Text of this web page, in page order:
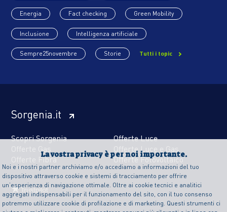
La vostra privacy è per noi importante.
Noi e i nostri partner archiviamo e/o accediamo a informazioni del tuo
dispositivo attraverso cookie e sistemi di tracciamento per offrire
un’esperienza di navigazione ottimale. Oltre ai cookie tecnici e analitici
aggregati indispensabili per il funzionamento del sito, con il tuo consenso
potremmo utilizzare cookie di profilazione e di marketing. Questi strumenti ci
Energia Fact checking Green Mobility
Inclusione Intelligenza artificiale
Sempre25novembre Storie Tutti i topic
Sorgenia.it
Scopri Sorgenia
Offerte Luce
Offerte Gas
Offerte Luce e Gas
Offerte Fibra
Offerte Fotovoltaico